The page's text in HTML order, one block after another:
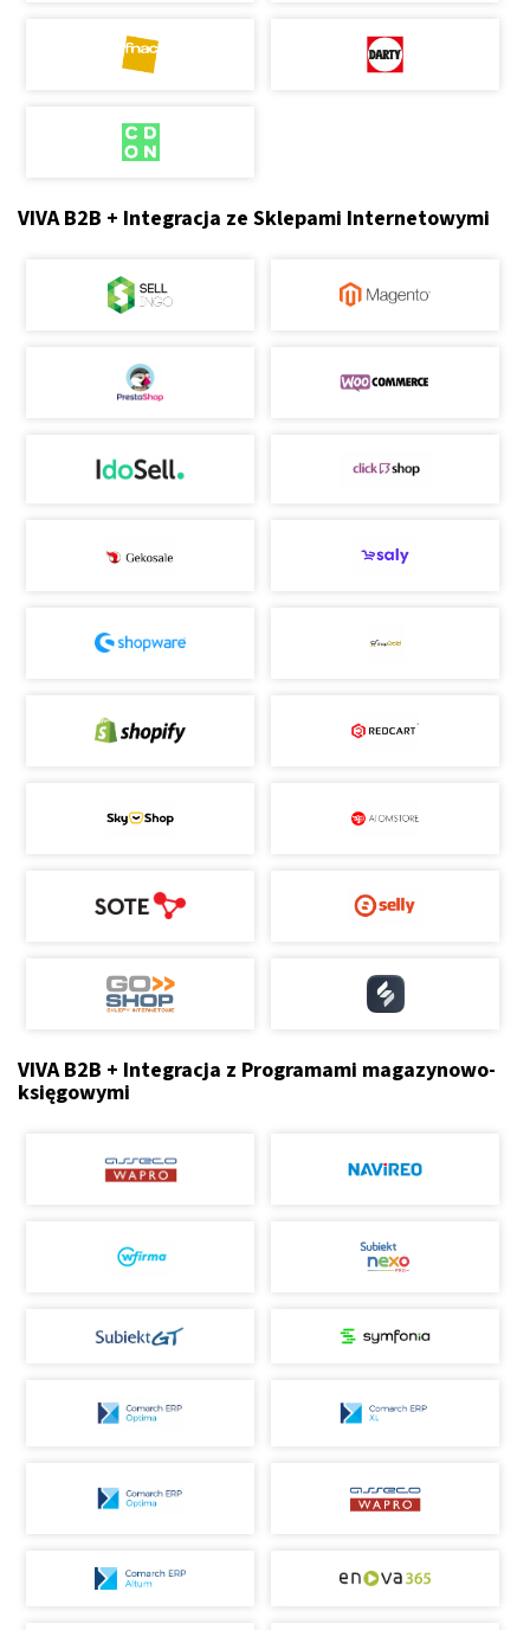
VIVA B2B + Integracja ze Sklepami Internetowymi
VIVA B2B + Integracja z Programami magazynowo-
księgowymi